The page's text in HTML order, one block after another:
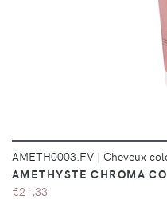
AMETH0003.FV | Cheveux
AMETHYSTE CHROMA
€21,33